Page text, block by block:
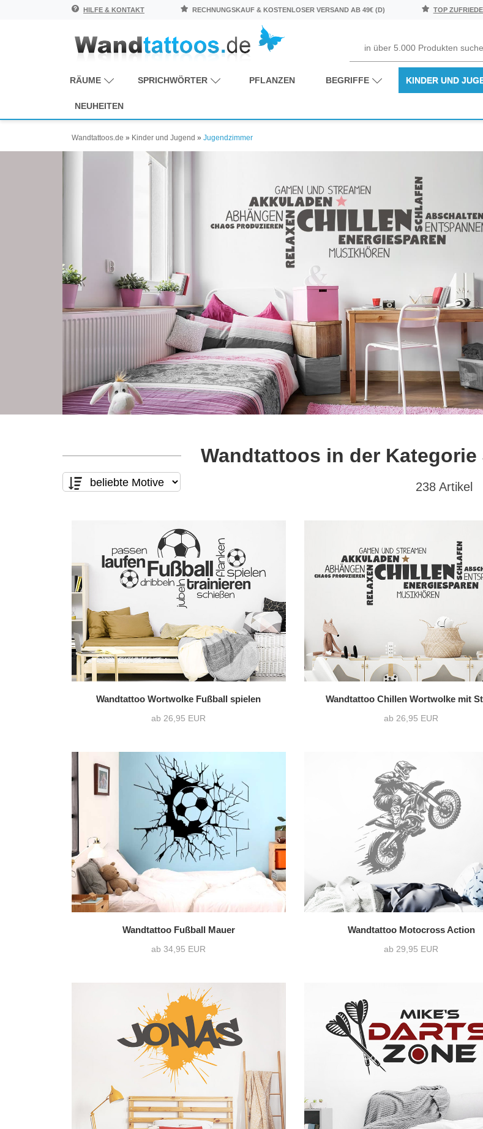
HILFE & KONTAKT RECHNUNGSKAUF & KOSTENLOSER VERSAND AB 49€ (D) TOP
RÄUME SPRICHWÖRTER PFLANZEN BEGRIFFE KINDER UND
NEUHEITEN
Wandtattoos.de » Kinder und Jugend » Jugendzimmer
Wandtattoos in der
238 Artikel
nur Motiv (53)
Text mit Motiv (162)
Querformat(130) ohne
Wandtattoo Wortwolke Fußball spielen
ab 26,95 EUR
Wandtattoo Chillen Wortwolke mit
ab 26,95 EUR
Wandtattoo Fußball Mauer
ab 34,95 EUR
Wandtattoo Motocross Action
ab 29,95 EUR